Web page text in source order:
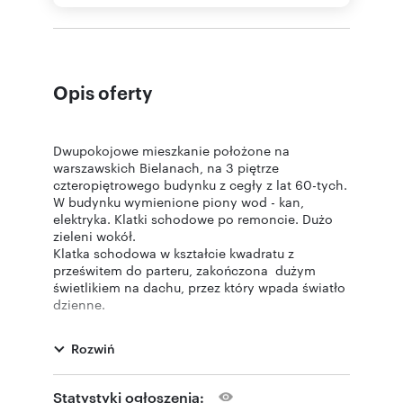
Opis oferty
Dwupokojowe mieszkanie położone na
warszawskich Bielanach, na 3 piętrze
czteropiętrowego budynku z cegły z lat 60-tych.
W budynku wymienione piony wod - kan,
elektryka. Klatki schodowe po remoncie. Dużo
zieleni wokół.
Klatka schodowa w kształcie kwadratu z
prześwitem do parteru, zakończona dużym
świetlikiem na dachu, przez który wpada światło
dzienne.
łazienki z wc i przedpokoju. Z dużego pokoju
wyjście na balkon.
Rozwiń
Statystyki ogłoszenia: